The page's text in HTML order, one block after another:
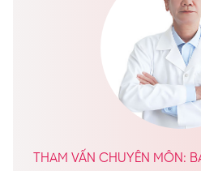
THAM VẤN CHUYÊN MÔN: